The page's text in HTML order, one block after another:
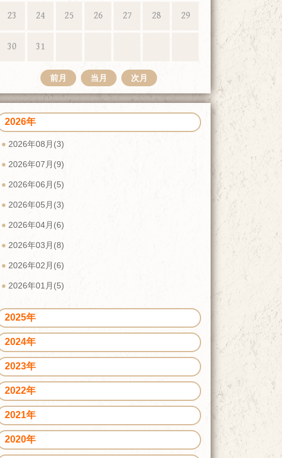
23 24 25 26 27 28 29
30 31
前月 当月 次月
2026年
2026年08月(3)
2026年07月(9)
2026年06月(5)
2026年05月(3)
2026年04月(6)
2026年03月(8)
2026年02月(6)
2026年01月(5)
2025年
2024年
2023年
2022年
2021年
2020年